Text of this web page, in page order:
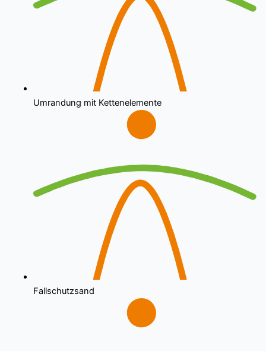
Umrandung mit Kettenelemente
Fallschutzsand